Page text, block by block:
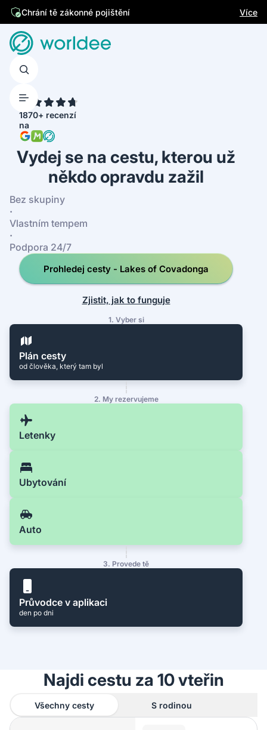
Chrání tě zákonné pojištění
Více
1870+ recenzí
na
Vydej se na cestu, kterou už
někdo opravdu zažil
Bez skupiny
·
Vlastním tempem
·
Podpora 24/7
Prohledej cesty - Lakes of Covadonga
Zjistit, jak to funguje
1. Vyber si
Plán cesty
od člověka, který tam byl
2. My rezervujeme
Letenky
Ubytování
Auto
3. Provede tě
Průvodce v aplikaci
den po dni
Najdi cestu za 10 vteřin
Všechny cesty S rodinou